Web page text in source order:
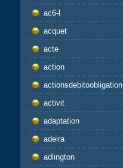
ac6-l
acquet
acte
action
actionsdebitoobligation
activit
adaptation
adeira
adlington